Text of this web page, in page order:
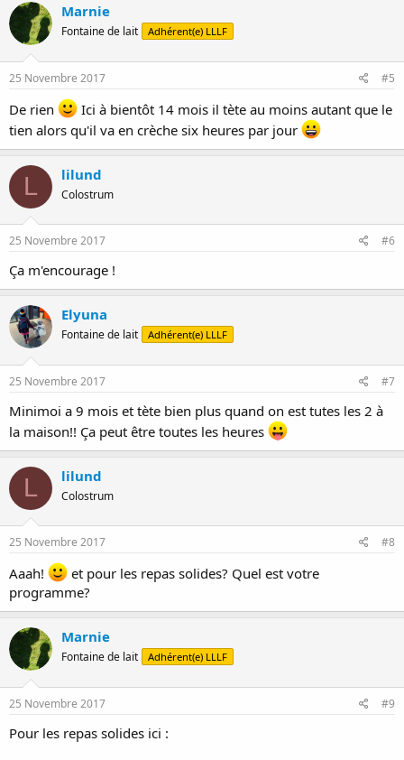
Marnie
Fontaine de lait Adhérent(e) LLLF
25 Novembre 2017 #5
De rien
Ici à bientôt 14 mois il tète au moins autant que le
tien alors qu'il va en crèche six heures par jour
L lilund
Colostrum
25 Novembre 2017 #6
Ça m'encourage !
Elyuna
Fontaine de lait Adhérent(e) LLLF
25 Novembre 2017 #7
Minimoi a 9 mois et tète bien plus quand on est tutes les 2 à
la maison!! Ça peut être toutes les heures
L lilund
Colostrum
25 Novembre 2017 #8
Aaah!
et pour les repas solides? Quel est votre
programme?
Marnie
Fontaine de lait Adhérent(e) LLLF
25 Novembre 2017 #9
Pour les repas solides ici :